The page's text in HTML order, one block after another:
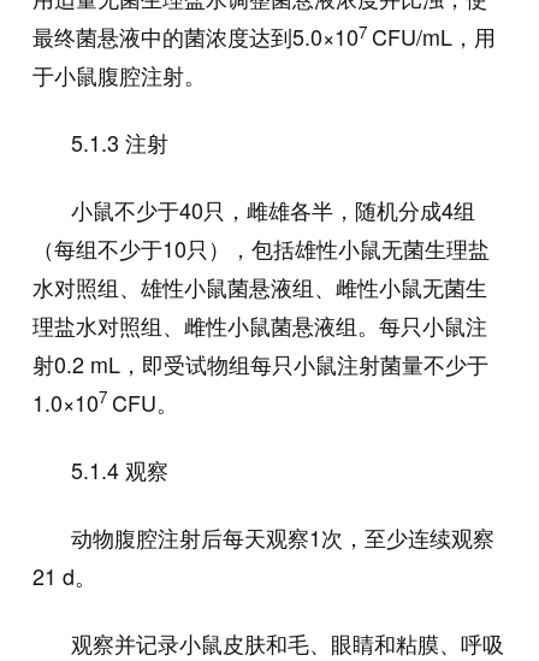
最终菌悬液中的菌浓度达到5.0×107 CFU/mL，用
于小鼠腹腔注射。
5.1.3 注射
小鼠不少于40只，雌雄各半，随机分成4组
（每组不少于10只），包括雄性小鼠无菌生理盐
水对照组、雄性小鼠菌悬液组、雌性小鼠无菌生
理盐水对照组、雌性小鼠菌悬液组。每只小鼠注
射0.2 mL，即受试物组每只小鼠注射菌量不少于
1.0×107 CFU。
5.1.4 观察
动物腹腔注射后每天观察1次，至少连续观察
21 d。
观察并记录小鼠皮肤和毛、眼睛和粘膜、呼吸